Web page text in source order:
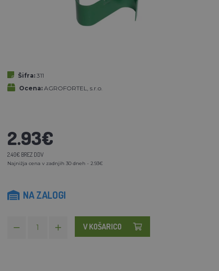
Šifra: 311
Ocena: AGROFORTEL, s.r.o.
2.93€
2.40€ BREZ DDV
Najnižja cena v zadnjih 30 dneh - 2.93€
NA ZALOGI
V KOŠARICO